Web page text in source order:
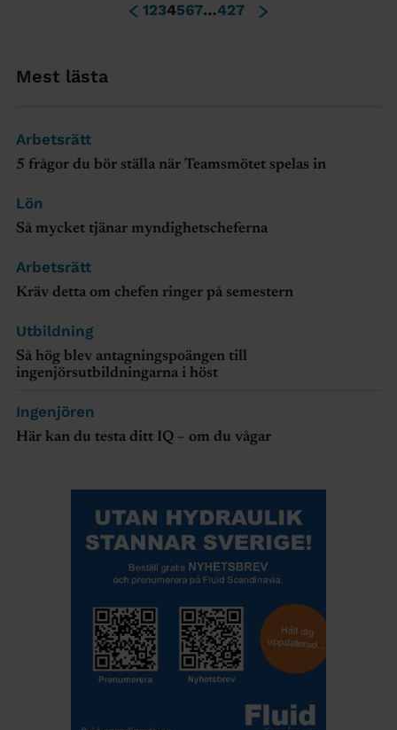
1234567…427
Mest lästa
Arbetsrätt
5 frågor du bör ställa när Teamsmötet spelas in
Lön
Så mycket tjänar myndighetscheferna
Arbetsrätt
Kräv detta om chefen ringer på semestern
Utbildning
Så hög blev antagningspoängen till
ingenjörsutbildningarna i höst
Ingenjören
Här kan du testa ditt IQ – om du vågar